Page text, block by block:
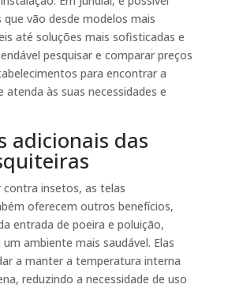
vão desde modelos mais
até soluções mais sofisticadas e
pesquisar e comparar preços
para encontrar a
atenda às suas necessidades e
adicionais das
insetos, as telas
oferecem outros benefícios,
entrada de poeira e poluição,
ambiente mais saudável. Elas
a manter a temperatura interna
reduzindo a necessidade de uso